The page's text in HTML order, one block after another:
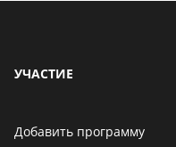
УЧАСТИЕ
Добавить программу